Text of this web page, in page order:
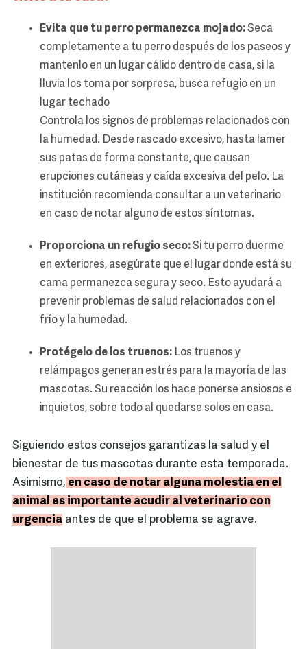
Evita que tu perro permanezca mojado:Seca
completamente a tu perro después de los paseos y
mantenlo en un lugar cálido dentro de casa, si la
lluvia los toma por sorpresa, busca refugio en un
lugar techado
Controla los signos de problemas relacionados con
la humedad. Desde rascado excesivo, hasta lamer
sus patas de forma constante, que causan
erupciones cutáneas y caída excesiva del pelo. La
institución recomienda consultar a un veterinario
en caso de notar alguno de estos síntomas.
Proporciona un refugio seco:Si tu perro duerme
en exteriores, asegúrate que el lugar donde está su
cama permanezca segura y seco. Esto ayudará a
prevenir problemas de salud relacionados con el
frío y la humedad.
Protégelo de los truenos: Los truenos y
relámpagos generan estrés para la mayoría de las
mascotas. Su reacción los hace ponerse ansiosos e
inquietos, sobre todo al quedarse solos en casa.
Siguiendo estos consejos garantizas la salud y el
bienestar de tus mascotas durante esta temporada.
Asimismo, en caso de notar alguna molestia en el
animal es importante acudir al veterinario con
urgencia antes de que el problema se agrave.